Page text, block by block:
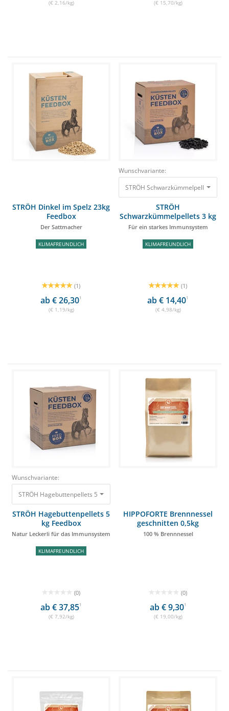
(€ 2,16/kg) (€ 15,70/kg)
STRÖH Dinkel im Spelz 23kg
Feedbox
Der Sattmacher
KLIMAFREUNDLICH
(1)
ab € 26,301
(€ 1,19/kg)
Wunschvariante:
STRÖH Schwarzkümmelpellets 3
STRÖH
Schwarzkümmelpellets 3 kg
Feedbox
Für ein starkes Immunsystem
KLIMAFREUNDLICH
(1)
ab € 14,401
(€ 4,98/kg)
Wunschvariante:
STRÖH Hagebuttenpellets 5 kg Feedbox Natur Leckerli für das
STRÖH Hagebuttenpellets 5
kg Feedbox
Natur Leckerli für das Immunsystem
KLIMAFREUNDLICH
(0)
ab € 37,851
(€ 7,92/kg)
HIPPOFORTE Brennnessel
geschnitten 0,5kg
100 % Brennnessel
(0)
ab € 9,301
(€ 19,00/kg)